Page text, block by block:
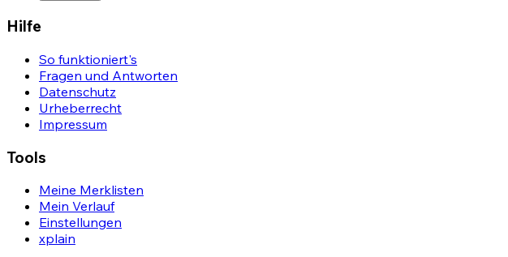
Hilfe
So funktioniert's
Fragen und Antworten
Datenschutz
Urheberrecht
Impressum
Tools
Meine Merklisten
Mein Verlauf
Einstellungen
xplain